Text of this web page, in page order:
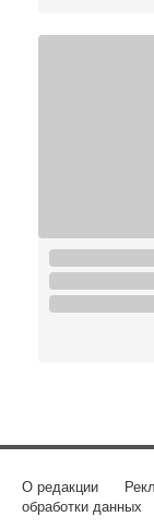
О редакции
обработки данных